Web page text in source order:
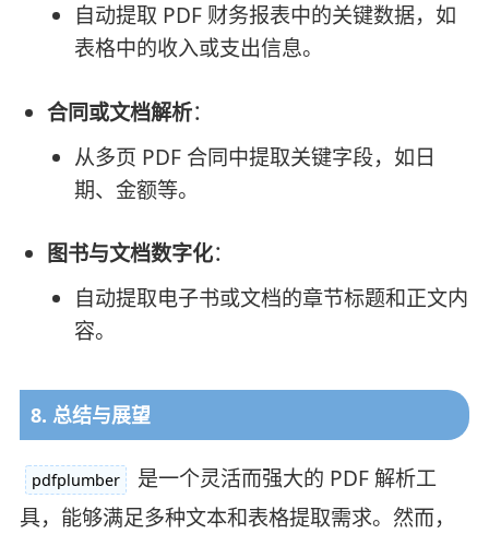
自动提取 PDF 财务报表中的关键数据，如
表格中的收入或支出信息。
合同或文档解析：
从多页 PDF 合同中提取关键字段，如日
期、金额等。
图书与文档数字化：
自动提取电子书或文档的章节标题和正文内
容。
8. 总结与展望
pdfplumber
是一个灵活而强大的 PDF 解析工
具，能够满足多种文本和表格提取需求。然而，